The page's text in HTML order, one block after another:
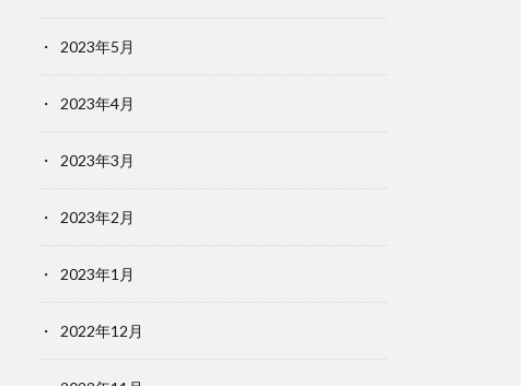
2023年5月
2023年4月
2023年3月
2023年2月
2023年1月
2022年12月